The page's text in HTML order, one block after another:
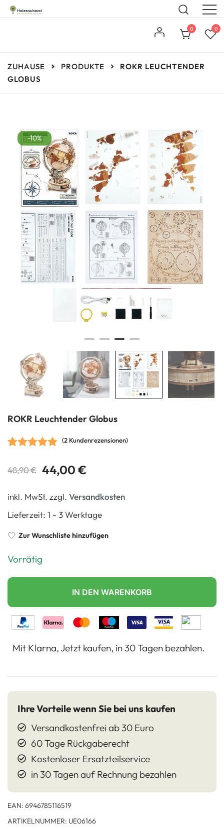
0 0
ZUHAUSE PRODUKTE
ROKR LEUCHTENDER
GLOBUS
-10%
ROKR Leuchtender Globus
5.00von 5,
auf
Kundenbewertungen
(2Kundenrezensionen)
48,90€ 44,00 €
inkl. MwSt. zzgl. Versandkosten
Lieferzeit: 1 - 3 Werktage
Zur Wunschliste hinzufügen
Vorrätig
IN DEN WARENKORB
Mit Klarna, Jetzt kaufen, in 30 Tagen bezahlen.
Ihre Vorteile wenn Sie bei uns kaufen
Versandkostenfrei ab 30 Euro
60 Tage Rückgaberecht
Kostenloser Ersatzteilservice
in 30 Tagen auf Rechnung bezahlen
EAN: 6946785116519
ARTIKELNUMMER: UE06166